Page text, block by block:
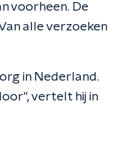
voorheen. De
alle verzoeken
in Nederland.
vertelt hij in